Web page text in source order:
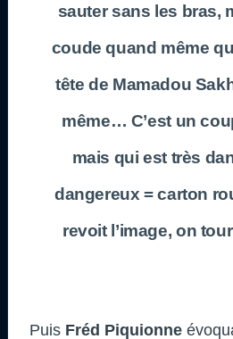
sauter sans les bras,
coude quand même
tête de Mamadou
même… C’est un
mais qui est très
dangereux = carton
revoit l’image, on
Puis Fréd Piquionne